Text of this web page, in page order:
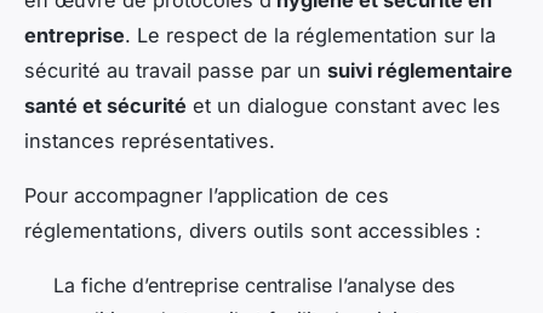
entreprise. Le respect de la réglementation sur la
sécurité au travail passe par un suivi réglementaire
santé et sécurité et un dialogue constant avec les
instances représentatives.
Pour accompagner l’application de ces
réglementations, divers outils sont accessibles :
La fiche d’entreprise centralise l’analyse des